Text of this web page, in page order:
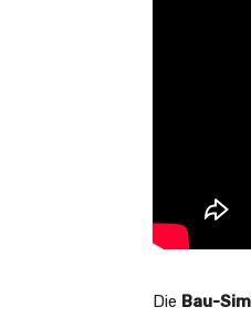
Die Bau-